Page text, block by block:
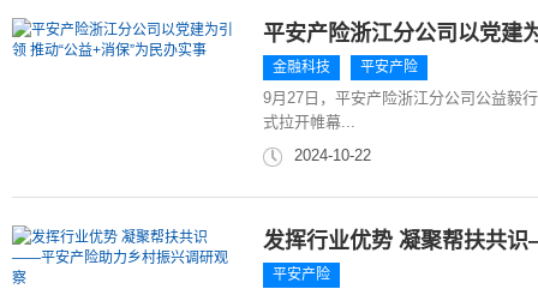
平安产险浙江分公司以党建
金融科技 平安产险
9月27日，平安产险浙江分公司公益毅
式拉开帷幕...
2024-10-22
发挥行业优势 凝聚帮扶共
平安产险